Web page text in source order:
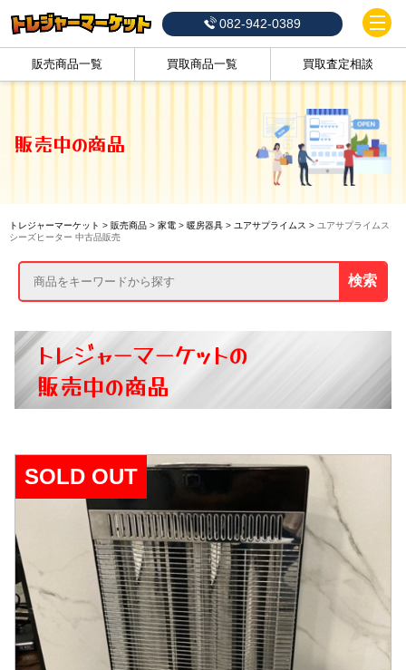
082-942-0389
販売商品一覧 買取商品一覧 買取査定相談
販売中の商品
トレジャーマーケット > 販売商品> 家電> 暖房器具> ユアサプライムス > ユアサプライムス
シーズヒーター 中古品販売
検索
トレジャーマーケットの
販売中の商品
SOLD OUT